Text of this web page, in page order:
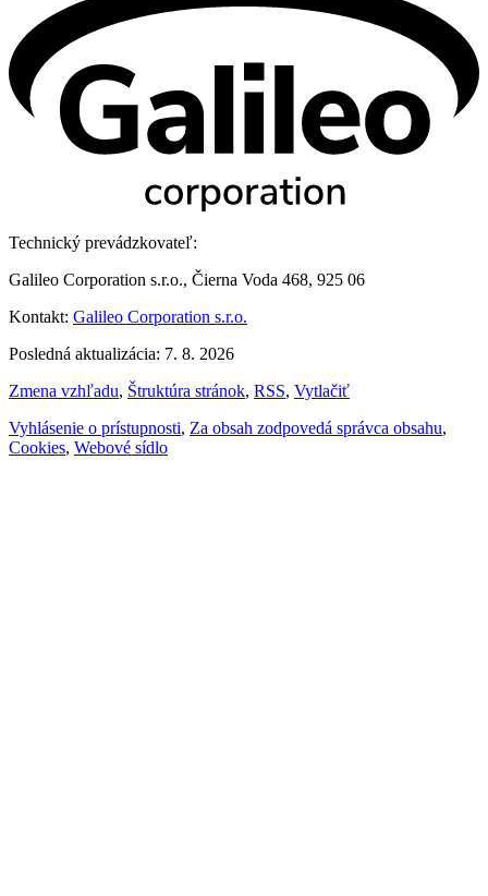
Technický prevádzkovateľ:
Galileo Corporation s.r.o., Čierna Voda 468, 925 06
Kontakt: Galileo Corporation s.r.o.
Posledná aktualizácia: 7. 8. 2026
Zmena vzhľadu, Štruktúra stránok, RSS, Vytlačiť
Vyhlásenie o prístupnosti, Za obsah zodpovedá správca obsahu,
Cookies, Webové sídlo